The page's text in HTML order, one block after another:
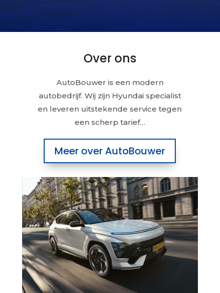
Over ons
AutoBouwer is een modern
autobedrijf. Wij zijn Hyundai specialist
en leveren uitstekende service tegen
een scherp tarief…
Meer over AutoBouwer